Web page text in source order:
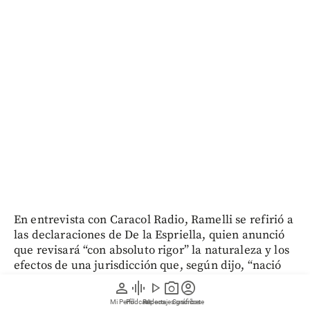
person
Mi Perfil
graphic_eq
Pódcast
play_arrow
Videos
photo_camera
Reportajes gráficos
account_circle
Suscríbete
En entrevista con Caracol Radio, Ramelli se refirió a
las declaraciones de De la Espriella, quien anunció
que revisará “con absoluto rigor” la naturaleza y los
efectos de una jurisdicción que, según dijo, “nació
desconociendo la voluntad popular”.